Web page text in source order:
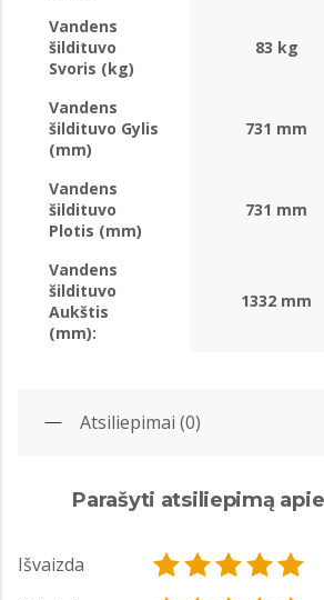
Vandens
šildituvo
Svoris (kg)
83 kg
Vandens
šildituvo Gylis
(mm)
731 mm
Vandens
šildituvo
Plotis (mm)
731 mm
Vandens
šildituvo
Aukštis
(mm):
1332 mm
Atsiliepimai (0)
Parašyti atsiliepimą
Išvaizda